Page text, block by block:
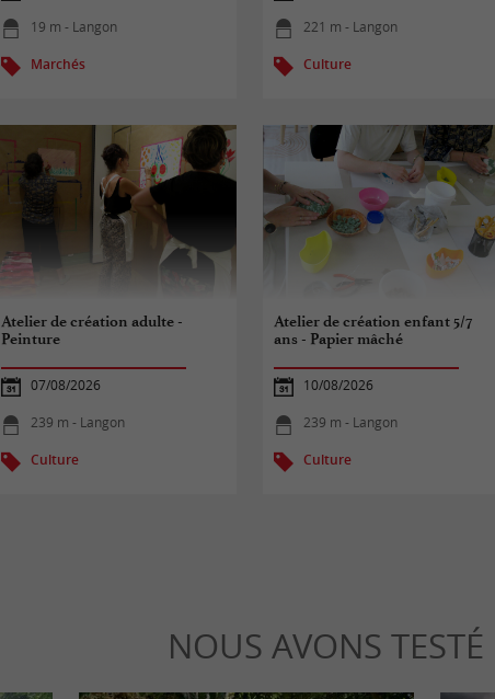
19 m - Langon
Marchés
221 m - Langon
Culture
Atelier de création adulte -
Peinture
07/08/2026
239 m - Langon
Culture
Atelier de création enfant 5/7
ans - Papier mâché
10/08/2026
239 m - Langon
Culture
NOUS AVONS TESTÉ